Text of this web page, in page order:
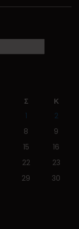
Σ
Κ
1
2
8
9
15
16
22
23
29
30